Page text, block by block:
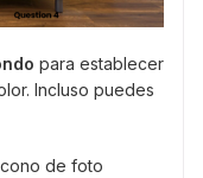
para establecer
Incluso puedes
de foto